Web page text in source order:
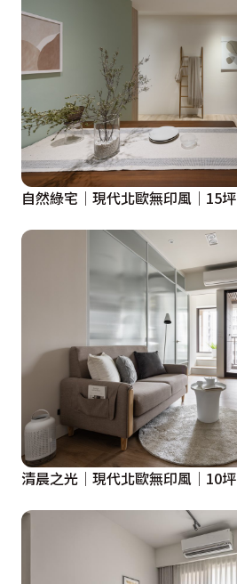
自然綠宅│現代北歐無印風│15坪
清晨之光│現代北歐無印風│10坪